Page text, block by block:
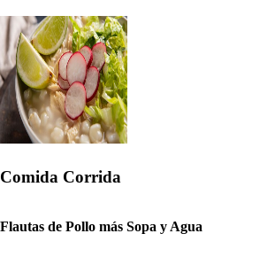
Comida Corrida
Flautas de Pollo más Sopa y Agua